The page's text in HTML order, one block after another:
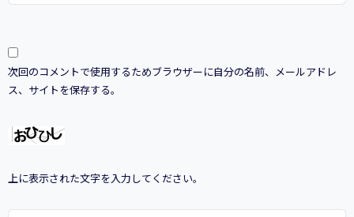
次回のコメントで使用するためブラウザーに自分の名前、メールアドレ
ス、サイトを保存する。
上に表示された文字を入力してください。